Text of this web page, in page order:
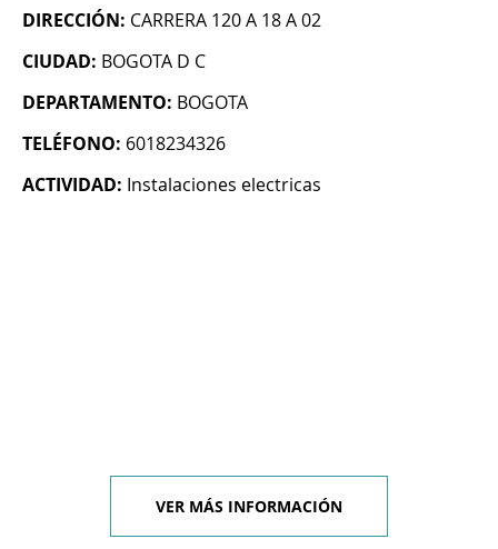
DIRECCIÓN: CARRERA 120 A 18 A 02
CIUDAD: BOGOTA D C
DEPARTAMENTO: BOGOTA
TELÉFONO: 6018234326
ACTIVIDAD: Instalaciones electricas
VER MÁS INFORMACIÓN